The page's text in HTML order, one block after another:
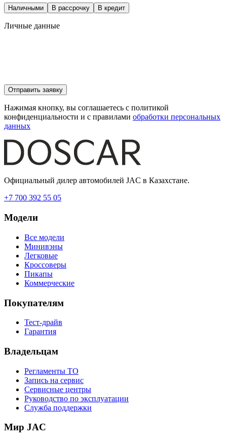
Наличными В рассрочку В кредит
Личные данные
Отправить заявку
Нажимая кнопку, вы соглашаетесь с политикой
конфиденциальности и с правилами обработки персональных
данных
Официальный дилер автомобилей JAC в Казахстане.
+7 700 392 55 05
Модели
Все модели
Минивэны
Легковые
Кроссоверы
Пикапы
Коммерческие
Покупателям
Тест-драйв
Гарантия
Владельцам
Регламенты ТО
Запись на сервис
Сервисные центры
Руководство по эксплуатации
Служба поддержки
Мир JAC